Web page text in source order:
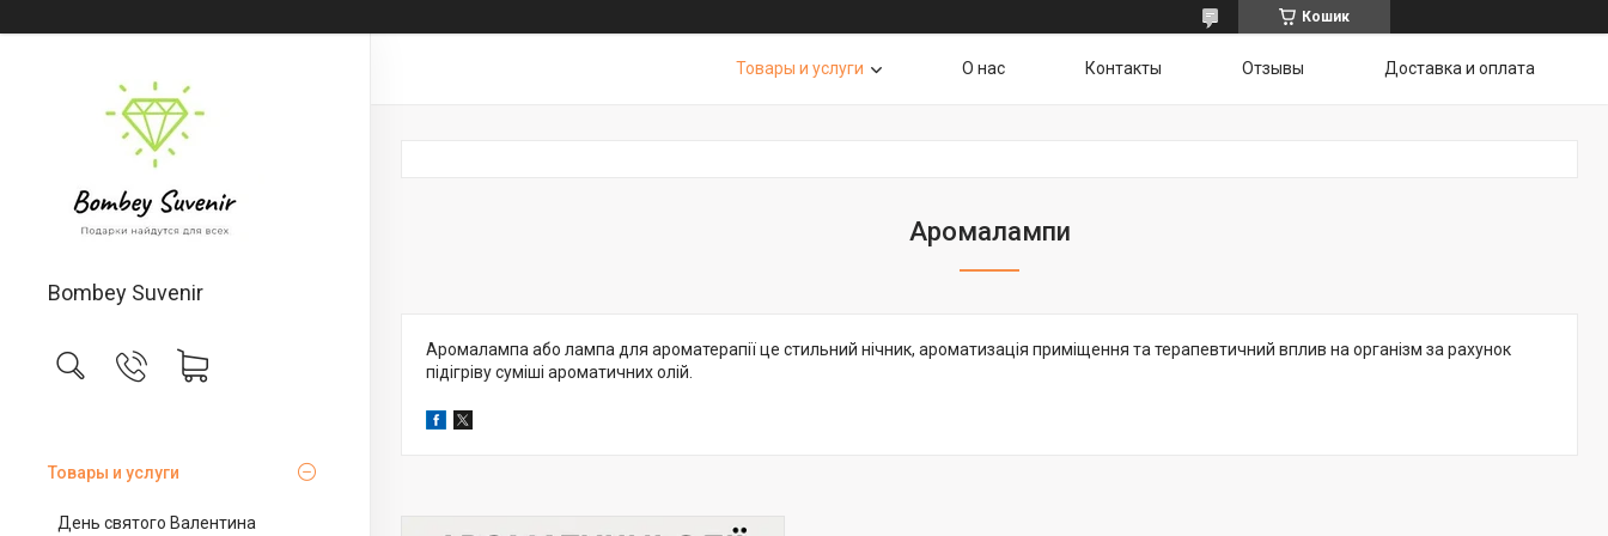
Кошик
Bombey Suvenir
Товары и услуги
День святого Валентина
Товары и услуги О нас Контакты Отзывы Доставка и оплата
Аромалампи
Аромалампа або лампа для ароматерапії це стильний нічник, ароматизація приміщення та терапевтичний вплив на організм за рахунок
підігріву суміші ароматичних олій.